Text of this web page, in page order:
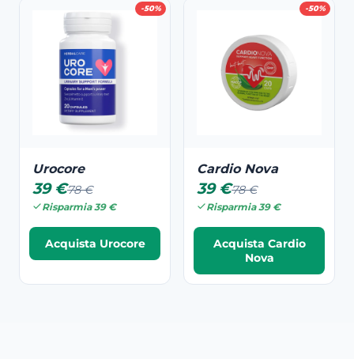
-50%
Urocore
39 €78 €
Risparmia 39 €
Acquista Urocore
-50%
Cardio Nova
39 €78 €
Risparmia 39 €
Acquista Cardio
Nova